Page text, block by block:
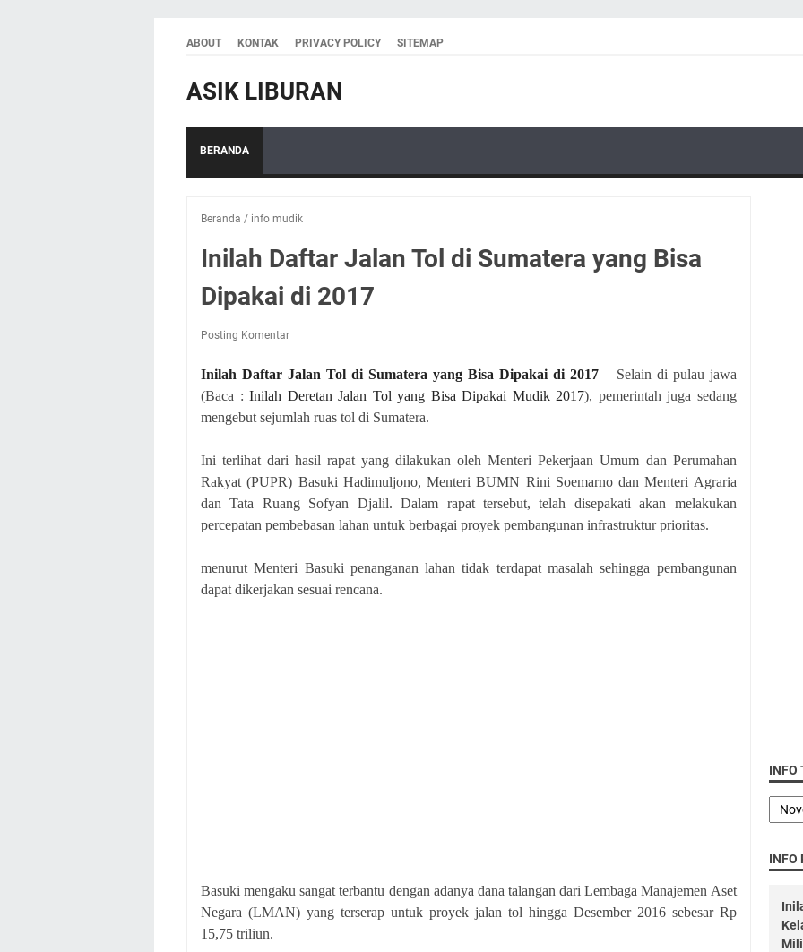
ABOUT KONTAK PRIVACY POLICY SITEMAP
ASIK LIBURAN
BERANDA
Beranda / info mudik
Inilah Daftar Jalan Tol di Sumatera yang Bisa
Dipakai di 2017
Posting Komentar
Inilah Daftar Jalan Tol di Sumatera yang Bisa Dipakai di 2017– Selain di pulau jawa
(Baca :Inilah Deretan Jalan Tol yang Bisa Dipakai Mudik 2017), pemerintah juga sedang
mengebut sejumlah ruas tol di Sumatera.
Ini terlihat dari hasil rapat yang dilakukan oleh Menteri Pekerjaan Umum dan Perumahan
Rakyat (PUPR) Basuki Hadimuljono, Menteri BUMN Rini Soemarno dan Menteri Agraria
dan Tata Ruang Sofyan Djalil. Dalam rapat tersebut, telah disepakati akan melakukan
percepatan pembebasan lahan untuk berbagai proyek pembangunan infrastruktur prioritas.
menurut Menteri Basuki penanganan lahan tidak terdapat masalah sehingga pembangunan
dapat dikerjakan sesuai rencana.
Basuki mengaku sangat terbantu dengan adanya dana talangan dari Lembaga Manajemen Aset
Negara (LMAN) yang terserap untuk proyek jalan tol hingga Desember 2016 sebesar Rp
15,75 triliun.
INFO
INFO